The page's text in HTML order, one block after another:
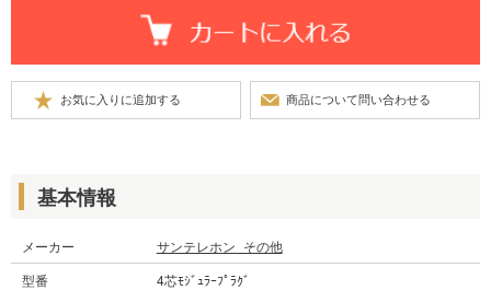
基本情報
メーカー
サンテレホン_その他
型番
4芯ﾓｼﾞｭﾗｰﾌﾟﾗｸﾞ